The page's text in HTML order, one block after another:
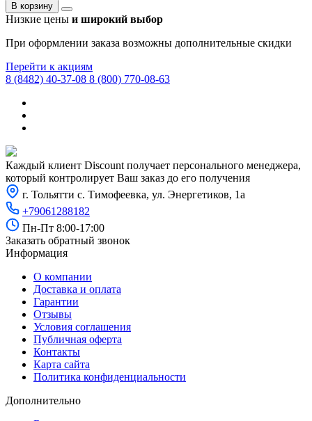
В корзину
Низкие цены и широкий выбор
При оформлении заказа возможны дополнительные скидки
Перейти к акциям
8 (8482) 40-37-08 8 (800) 770-08-63
Каждый клиент Discount получает персонального менеджера,
который контролирует Ваш заказ до его получения
г. Тольятти с. Тимофеевка, ул. Энергетиков, 1а
+79061288182
Пн-Пт 8:00-17:00
Заказать обратный звонок
Информация
О компании
Доставка и оплата
Гарантии
Отзывы
Условия соглашения
Публичная оферта
Контакты
Карта сайта
Политика конфиденциальности
Дополнительно